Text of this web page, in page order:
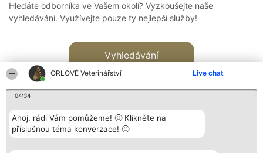
ORLOVÉ Veterinářství Live chat
04:34
Ahoj, rádi Vám pomůžeme! 🙂 Klikněte na
příslušnou téma konverzace! 🙂
Hledáte odborníka ve Vašem okolí? Vyzkoušejte naše
vyhledávání. Využívejte pouze ty nejlepší služby!
Vyhledávání
Bright Side Solutions sp. z o. Vítězové Kontakt